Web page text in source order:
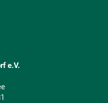
e.V.